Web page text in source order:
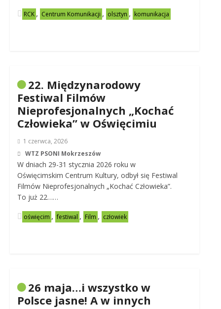
RCK , Centrum Komunikacji , olsztyn , komunikacja
22. Międzynarodowy
Festiwal Filmów
Nieprofesjonalnych „Kochać
Człowieka” w Oświęcimiu
1 czerwca, 2026
WTZ PSONI Mokrzeszów
W dniach 29-31 stycznia 2026 roku w
Oświęcimskim Centrum Kultury, odbył się Festiwal
Filmów Nieprofesjonalnych „Kochać Człowieka”.
To już 22……
oświęcim , festiwal , Film , człowiek
26 maja…i wszystko w
Polsce jasne! A w innych